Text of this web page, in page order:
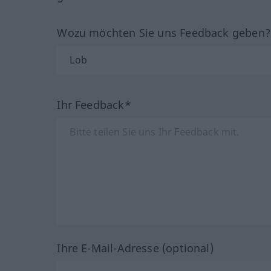
Wozu möchten Sie uns Feedback
Ihr Feedback*
Ihre E-Mail-Adresse (optional)